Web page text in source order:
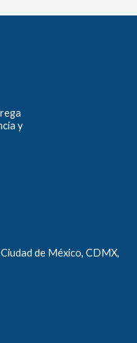
y
de México, CDMX,